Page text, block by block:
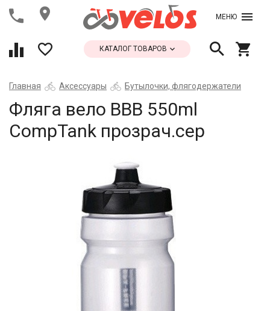
МЕНЮ
КАТАЛОГ ТОВАРОВ
Главная Аксессуары Бутылочки, флягодержатели
Фляга вело ВВВ 550ml
CompTank прозрач.сер